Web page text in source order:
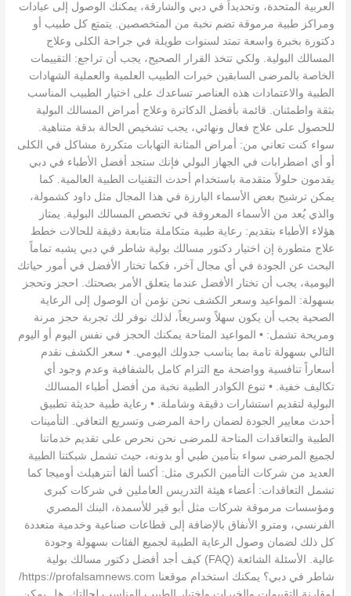
العربية المتحدة، وتحديداً في دبي والشارقة، يمكنك الوصول إلى عيادات
ومراكز طبية مرموقة تضم نخبة من المتخصصين. يتمتع كل طبيب أو
دكتورة بخبرة واسعة تمتد لسنوات طويلة في جراحة الكلى وعلاج
المسالك البولية. ولكي تتخذ القرار الصحيح، يجب أن تراجع: التقييمات
الخاصة بالمرضى السابقين خبرات الطبيب العلمية والعملية الشهادات
الطبية والاعتمادات هذه العناصر تساعدك على اختيار الطبيب المناسب
بثقة واطمئنان. قائمة بأفضل الدكاترة وعلاج أمراض المسالك البولية
للحصول على علاج فعال ونهائي، يجب تشخيص الحالة بدقة متناهية.
سواء كنت تعاني من: أمراض المثانة التهابات متكررة مشاكل في الكلى
أو أي اضطرابات في الجهاز البولي فإنك ستجد أفضل الأطباء في دبي
يقدمون حلولاً متقدمة باستخدام أحدث التقنيات الطبية العالمية. كما
يمكن ترشيح بعض الأسماء البارزة في هذا المجال مثل داود كشمولة،
والذي يُعد من الأسماء المعروفة في تخصص المسالك البولية. يمتاز
هؤلاء الأطباء بتقديم: رعاية طبية متكاملة متابعة دقيقة للحالات خطط
علاج متطورة إن اختيار دكتور مسالك بولية شاطر في دبي يشبه تماماً
البحث عن الجودة في أي مجال آخر، فكما تختار الأفضل في أمور حياتك
اليومية، يجب أن تختار الأفضل عندما يتعلق الأمر بصحتك. احجز وتحجز
بسهولة: المواعيد وسعر الكشف نحن نؤمن أن الوصول إلى الرعاية
الصحية يجب أن يكون سهلاً وسريعاً، لذلك نوفر لك تجربة حجز مرنة
ومريحة تشمل: • المواعيد المتاحة يمكنك الحجز في نفس اليوم أو اليوم
التالي بسهولة تامة بما يناسب جدولك اليومي. • سعر الكشف نقدم
أسعاراً تنافسية وواضحة مع التزام كامل بالشفافية وعدم وجود أي
تكاليف خفية. • تنوع الكوادر الطبية نخبة من أفضل أطباء المسالك
البولية لتقديم استشارات دقيقة وشاملة. • رعاية طبية حديثة تطبيق
أحدث معايير الجودة لضمان راحة المرضى وتسريع التعافي. التأمينات
الطبية والتعاقدات المتاحة للمرضى نحن نحرص على تقديم خدماتنا
لجميع المرضى سواء بتأمين طبي أو بدونه، حيث تشمل شبكتنا الطبية
العديد من شركات التأمين الكبرى مثل: أكسا ألفا أنترهيلث أوميجا كما
تشمل التعاقدات: أعضاء هيئة التدريس العاملين في شركات كبرى
ومؤسسات مرموقة شركات مثل أبو قير للأسمدة، البنك المصري
الفرنسي، ومترو الأنفاق بالإضافة إلى قطاعات صناعية وخدمية متعددة
كل ذلك لضمان وصول الرعاية الطبية لجميع الفئات بسهولة وجودة
عالية. الأسئلة الشائعة (FAQ) كيف أجد أفضل دكتور مسالك بولية
شاطر في دبي؟ يمكنك استخدام موقعنا https://profalsamnews.com/